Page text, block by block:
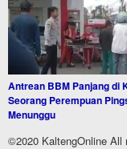
Antrean BBM Panjang di
Seorang Perempuan
Menunggu
©2020 KaltengOnline All